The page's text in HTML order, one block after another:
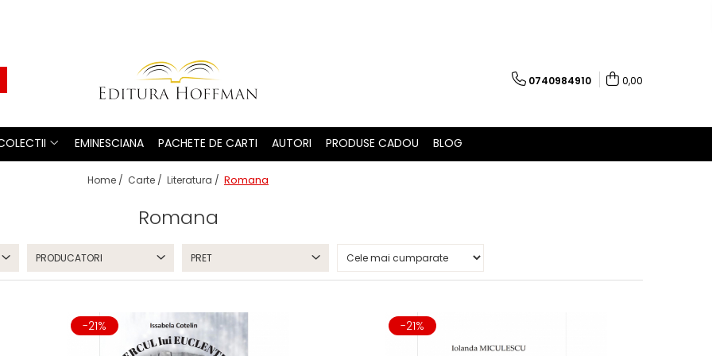
0740984910 0,00
EMINESCIANA PACHETE DE CARTI AUTORI PRODUSE CADOU BLOG
Home / Carte / Literatura / Romana
Romana
PRODUCATORI PRET
-21% -21%